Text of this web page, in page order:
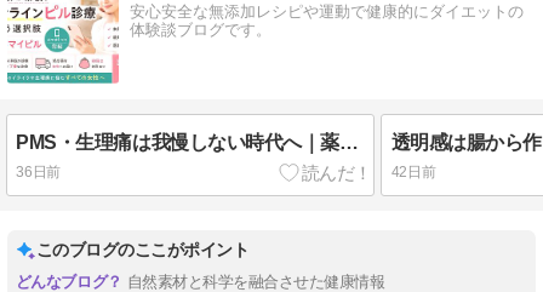
安心安全な無添加レシピや運動で健康的にダイエットの
体験談ブログです。
PMS・生理痛は我慢しない時代へ｜薬剤師がピルのオンライン診療「マイピル」を解説！
36日前 42日前
このブログのここがポイント
自然素材と科学を融合させた健康情報